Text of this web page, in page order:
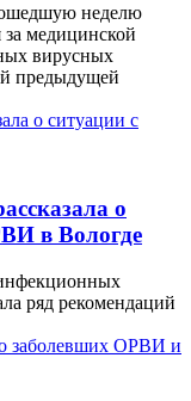
неделю
за медицинской
вирусных
предыдущей
о
в Вологде
ряд рекомендаций